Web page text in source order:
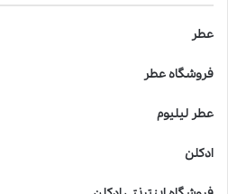
عطر
فروشگاه عطر
عطر لیلیوم
ادکلن